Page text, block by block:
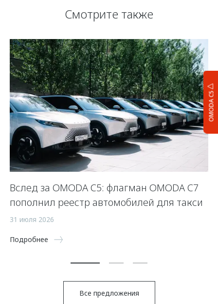
OMODA C5
Смотрите также
Вслед за OMODA C5: флагман OMODA C7
пополнил реестр автомобилей для такси
31 июля 2026
Подробнее
Все предложения